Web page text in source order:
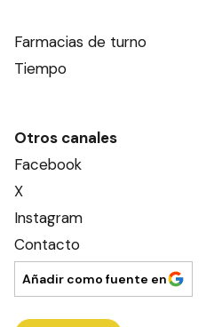
Farmacias de turno
Tiempo
Otros canales
Facebook
X
Instagram
Contacto
Añadir como fuente en